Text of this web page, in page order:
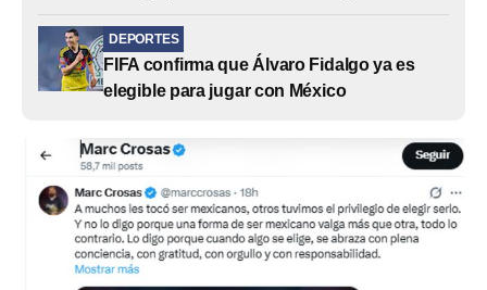
DEPORTES
FIFA confirma que Álvaro Fidalgo ya es
elegible para jugar con México